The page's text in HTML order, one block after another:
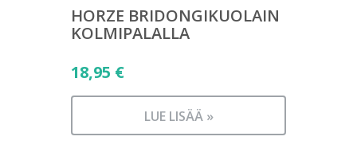
HORZE BRIDONGIKUOLAIN
KOLMIPALALLA
18,95 €
LUE LISÄÄ »